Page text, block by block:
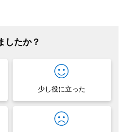
したか？
少し役に立った